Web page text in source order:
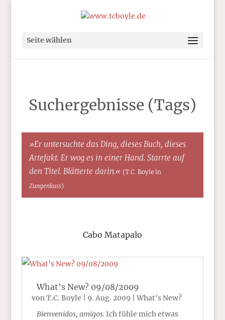
Seite wählen
Suchergebnisse (Tags)
»Er untersuchte das Ding, dieses Buch, dieses
Artefakt. Er wog es in einer Hand. Starrte auf
den Titel. Blätterte darin.« (T.C. Boyle in
Zungenkuss)
Cabo Matapalo
What’s New? 09/08/2009
vonT.C. Boyle 9. Aug. 2009|What's New?
Bienvenidos, amigos. Ich fühle mich etwas